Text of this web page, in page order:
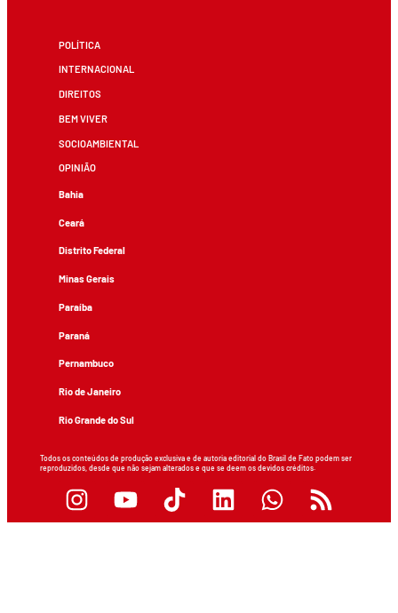
POLÍTICA
INTERNACIONAL
DIREITOS
BEM VIVER
SOCIOAMBIENTAL
OPINIÃO
Bahia
Ceará
Distrito Federal
Minas Gerais
Paraíba
Paraná
Pernambuco
Rio de Janeiro
Rio Grande do Sul
Todos os conteúdos de produção exclusiva e de autoria editorial do Brasil de Fato podem ser
reproduzidos, desde que não sejam alterados e que se deem os devidos créditos.